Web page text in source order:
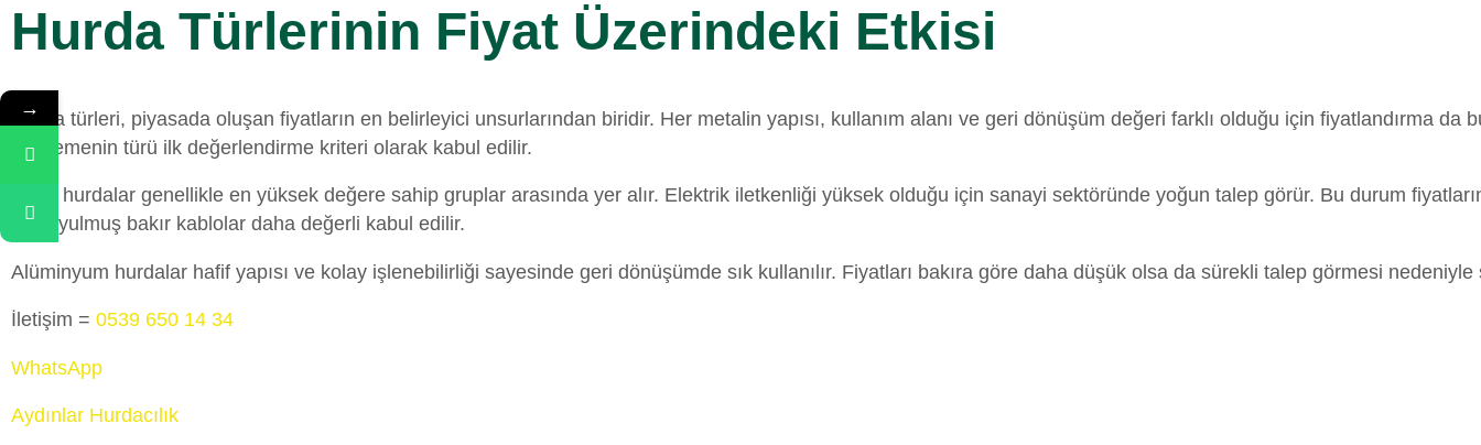
Hurda Türlerinin Fiyat Üzerindeki Etkisi
Hurda türleri, piyasada oluşan fiyatların en belirleyici unsurlarından biridir. Her metalin yapısı, kullanım alanı ve geri dönüşüm değeri farklı olduğu için fiyatlandırma da
malzemenin türü ilk değerlendirme kriteri olarak kabul edilir.
Bakır hurdalar genellikle en yüksek değere sahip gruplar arasında yer alır. Elektrik iletkenliği yüksek olduğu için sanayi sektöründe yoğun talep görür. Bu durum
ve soyulmuş bakır kablolar daha değerli kabul edilir.
Alüminyum hurdalar hafif yapısı ve kolay işlenebilirliği sayesinde geri dönüşümde sık kullanılır. Fiyatları bakıra göre daha düşük olsa da sürekli talep görmesi
İletişim = 0539 650 14 34
WhatsApp
Aydınlar Hurdacılık
→